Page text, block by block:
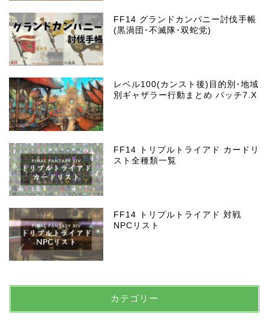
FF14 グランドカンパニー討伐手帳
(黒渦団･不滅隊･双蛇党)
レベル100(カンスト後)目的別･地域
別ギャザラー行動まとめ パッチ7.X
FF14 トリプルトライアド カードリ
スト全種類一覧
FF14 トリプルトライアド 対戦
NPCリスト
カテゴリー